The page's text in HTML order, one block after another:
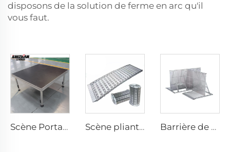
disposons de la solution de ferme en arc qu'il
vous faut.
Scène Portative en Aluminium Scène pliante mobile en alliage, scène pliante pour événements avec escalier et rampe Barrière de Câble en Aluminium